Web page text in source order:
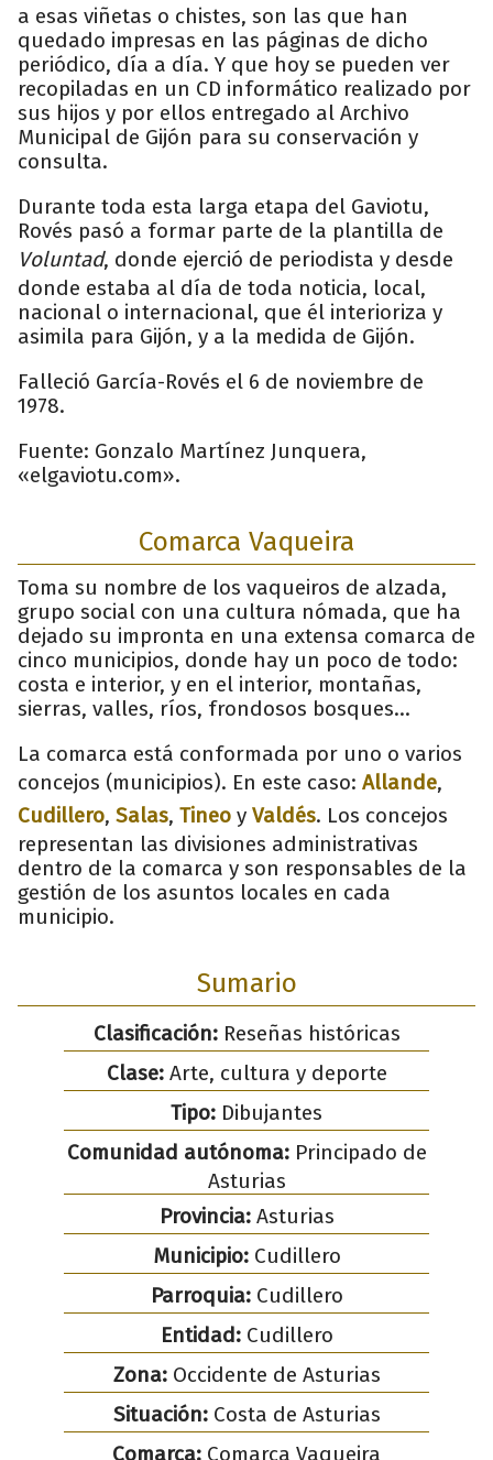
a esas viñetas o chistes, son las que han
quedado impresas en las páginas de dicho
periódico, día a día. Y que hoy se pueden ver
recopiladas en un CD informático realizado por
sus hijos y por ellos entregado al Archivo
Municipal de Gijón para su conservación y
consulta.
Durante toda esta larga etapa del Gaviotu,
Rovés pasó a formar parte de la plantilla de
Voluntad, donde ejerció de periodista y desde
donde estaba al día de toda noticia, local,
nacional o internacional, que él interioriza y
asimila para Gijón, y a la medida de Gijón.
Falleció García-Rovés el 6 de noviembre de
1978.
Fuente: Gonzalo Martínez Junquera,
«elgaviotu.com».
Comarca Vaqueira
Toma su nombre de los vaqueiros de alzada,
grupo social con una cultura nómada, que ha
dejado su impronta en una extensa comarca de
cinco municipios, donde hay un poco de todo:
costa e interior, y en el interior, montañas,
sierras, valles, ríos, frondosos bosques…
La comarca está conformada por uno o varios
concejos (municipios). En este caso: Allande,
Cudillero, Salas, Tineo y Valdés. Los concejos
representan las divisiones administrativas
dentro de la comarca y son responsables de la
gestión de los asuntos locales en cada
municipio.
Sumario
Clasificación:Reseñas históricas
Clase:Arte, cultura y deporte
Tipo: Dibujantes
Comunidad autónoma:Principado de
Asturias
Provincia:Asturias
Municipio:Cudillero
Parroquia:Cudillero
Entidad:Cudillero
Zona:Occidente de Asturias
Situación:Costa de Asturias
Comarca: Comarca Vaqueira